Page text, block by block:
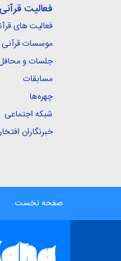
فعالیت قرآنی
فعالیت های
موسسات قرآنی
جلسات و محافل
مسابقات
چهره‌ها
شبکه اجتماعی
خبرنگاران
صفحه نخست